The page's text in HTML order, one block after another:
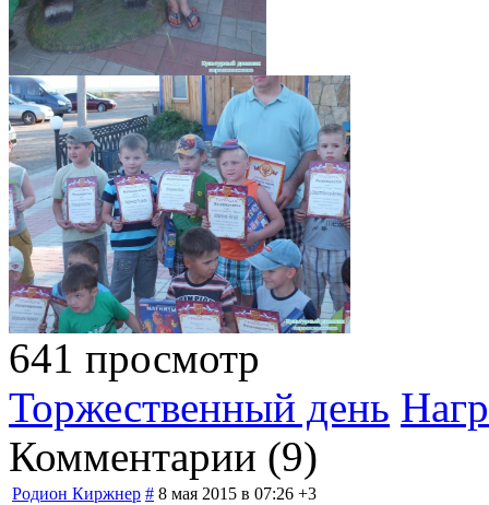
641 просмотр
Торжественный день
Комментарии (9)
Родион Киржнер # 8 мая 2015 в 07:26 +3